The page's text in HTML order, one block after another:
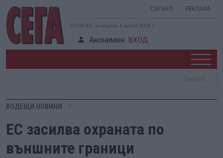
СИГНАЛ РЕКЛАМА
03:08:44, четвъртък, 6 август 2026 г.
Анонимен ВХОД
ВОДЕЩИ НОВИНИ
ЕС засилва охраната по
външните граници